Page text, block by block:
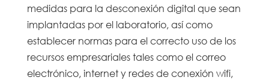
medidas para la desconexión digital que sean
implantadas por el laboratorio, así como
establecer normas para el correcto uso de los
recursos empresariales tales como el correo
electrónico, internet y redes de conexión wifi,